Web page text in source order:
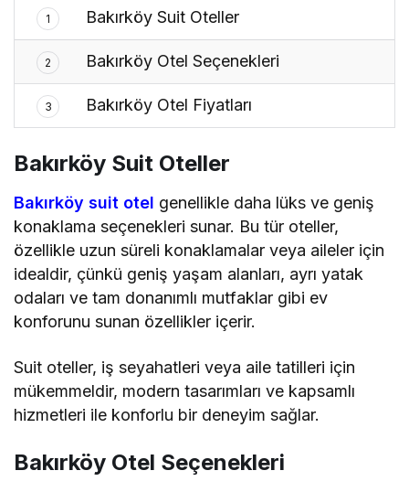
1 Bakırköy Suit Oteller
2 Bakırköy Otel Seçenekleri
3 Bakırköy Otel Fiyatları
Bakırköy Suit Oteller
Bakırköy suit otel genellikle daha lüks ve geniş
konaklama seçenekleri sunar. Bu tür oteller,
özellikle uzun süreli konaklamalar veya aileler için
idealdir, çünkü geniş yaşam alanları, ayrı yatak
odaları ve tam donanımlı mutfaklar gibi ev
konforunu sunan özellikler içerir.
Suit oteller, iş seyahatleri veya aile tatilleri için
mükemmeldir, modern tasarımları ve kapsamlı
hizmetleri ile konforlu bir deneyim sağlar.
Bakırköy Otel Seçenekleri